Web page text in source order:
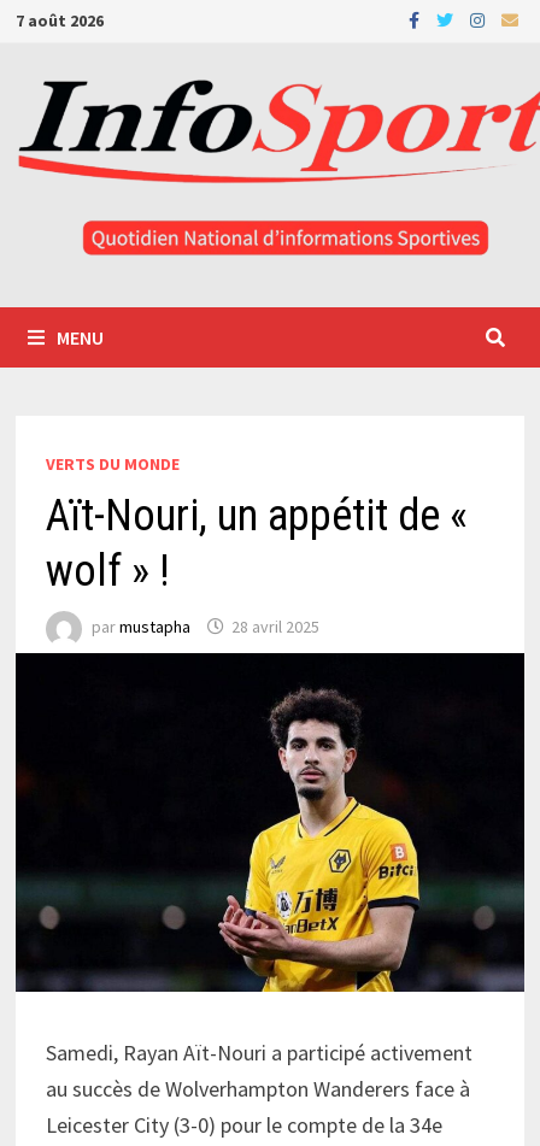
Passer
contenu
7 août 2026
MENU
VERTS DU MONDE
Aït-Nouri, un appétit de «
wolf » !
parmustapha 28 avril 2025
Samedi, Rayan Aït-Nouri a participé activement
au succès de Wolverhampton Wanderers face à
Leicester City (3-0) pour le compte de la 34e